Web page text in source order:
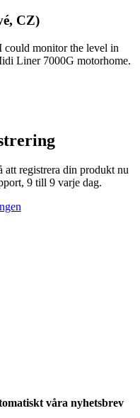
CZ)
could monitor the level in
Liner 7000G motorhome.
att registrera din produkt nu
9 till 9 varje dag.
våra nyhetsbrev